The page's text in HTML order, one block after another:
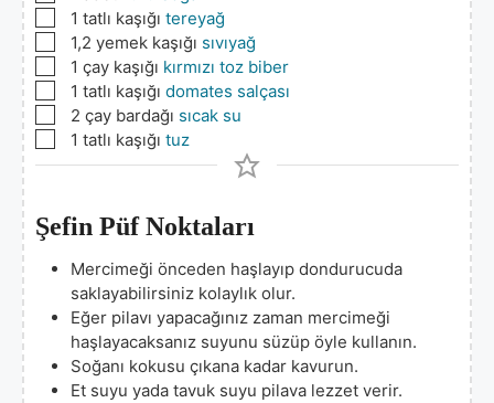
▢1 tatlı kaşığı tereyağ
▢1,2 yemek kaşığı sıvıyağ
▢1 çay kaşığı kırmızı toz biber
▢1 tatlı kaşığı domates salçası
▢
2 çay bardağı sıcak su
▢1 tatlı kaşığı tuz
Şefin Püf Noktaları
Mercimeği önceden haşlayıp dondurucuda
saklayabilirsiniz kolaylık olur.
Eğer pilavı yapacağınız zaman mercimeği
haşlayacaksanız suyunu süzüp öyle kullanın.
Soğanı kokusu çıkana kadar kavurun.
Et suyu yada tavuk suyu pilava lezzet verir.